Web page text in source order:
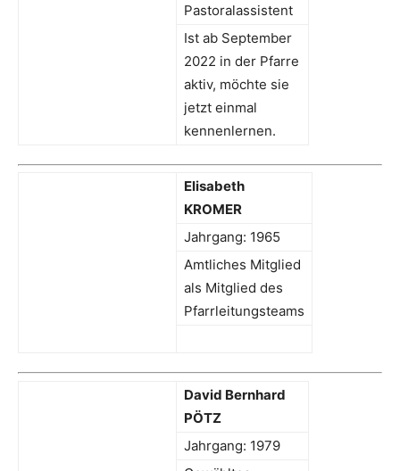
Pastoralassistent
Ist ab September
2022 in der Pfarre
aktiv, möchte sie
jetzt einmal
kennenlernen.
Elisabeth
KROMER
Jahrgang: 1965
Amtliches Mitglied
als Mitglied des
Pfarrleitungsteams
David Bernhard
PÖTZ
Jahrgang: 1979